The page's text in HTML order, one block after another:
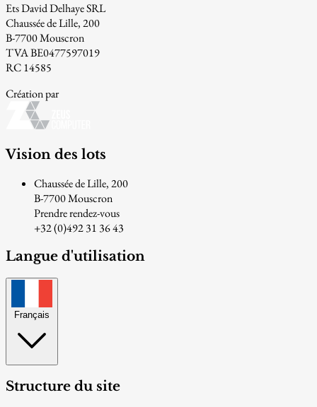
Ets David Delhaye SRL
Chaussée de Lille, 200
B-7700 Mouscron
TVA BE0477597019
RC 14585
Création par
Vision des lots
Chaussée de Lille, 200
B-7700 Mouscron
Prendre rendez-vous
+32 (0)492 31 36 43
Langue d'utilisation
Français
Structure du site